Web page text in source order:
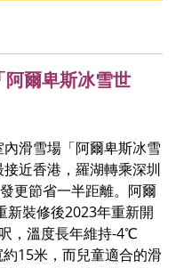
爾卑斯冰雪世
滑雪場「阿爾卑斯冰雪
近香港，羅湖轉乘深圳
更節省一半距離。阿爾
新裝修後2023年重新開
，溫度長年維持-4℃
15米，而兒童適合的滑